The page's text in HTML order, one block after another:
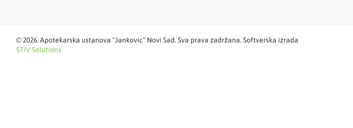
©2026. Apotekarska ustanova "Jankovic" Novi Sad. Sva prava zadržana. Softverska izrada
STIV Solutions